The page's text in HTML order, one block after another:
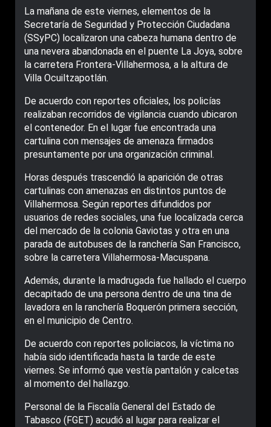
La mañana de este viernes, elementos de la
Secretaría de Seguridad y Protección Ciudadana
(SSyPC) localizaron una cabeza humana dentro de
una nevera abandonada en el puente La Joya, sobre
la carretera Frontera-Villahermosa, a la altura de
Villa Ocuiltzapotlán.
De acuerdo con reportes oficiales, los policías
realizaban recorridos de vigilancia cuando ubicaron
el contenedor. En el lugar fue encontrada una
cartulina con mensajes de amenaza firmados
presuntamente por una organización criminal.
Horas después trascendió la aparición de otras
cartulinas con amenazas en distintos puntos de
Villahermosa. Según reportes difundidos por
usuarios de redes sociales, una fue localizada cerca
del mercado de la colonia Gaviotas y otra en una
parada de autobuses de la ranchería San Francisco,
sobre la carretera Villahermosa-Macuspana.
Además, durante la madrugada fue hallado el cuerpo
decapitado de una persona dentro de una tina de
lavadora en la ranchería Boquerón primera sección,
en el municipio de Centro.
De acuerdo con reportes policiacos, la víctima no
había sido identificada hasta la tarde de este
viernes. Se informó que vestía pantalón y calcetas
al momento del hallazgo.
Personal de la Fiscalía General del Estado de
Tabasco (FGET) acudió al lugar para realizar el